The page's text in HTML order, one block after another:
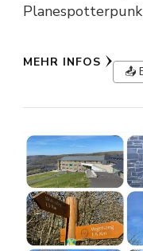
MEHR INFOS
📤